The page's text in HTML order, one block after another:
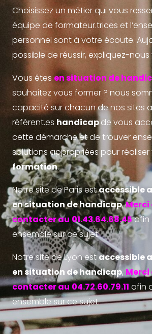
Choisissez un métier qui vous
équipe de formateur.trices et
personnel sont à votre écoute.
possible de réussir, expliquez-nous
Vous êtesen situation de
souhaitez vous former ? nous
capacité sur chacun de nos sites
référent.es handicapde vous
cette démarche et de trouver
solutions appropriées pour
formation.
Notre site de Paris estaccessible
en situation de handicap,Merci
contacter au 01.43.64.68.45afin
ensemble sur ce sujet.
Notre site de Lyon estaccessible
en situation de handicap, Merci
contacter au 04.72.60.79.11 afin
ensemble sur ce sujet.